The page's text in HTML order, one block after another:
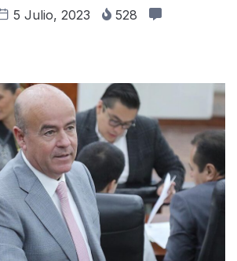
5 Julio, 2023
528